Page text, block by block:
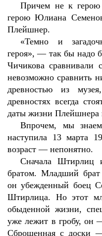
Причем не к герою
герою Юлиана
Плейшнер.
«Темно и
героя», — так бы надо
Чичикова
невозможно сравнить
древностью из
древностях всегда
даты жизни Плейшнера
Впрочем, мы
наступила 13 марта
возраст — непонятно.
Сначала Штирлиц
братом. Младший
он убежденный боец
Штирлица. Но этот
обыденной жизни,
уже лежит в гробу, он
Сброшенная с доски